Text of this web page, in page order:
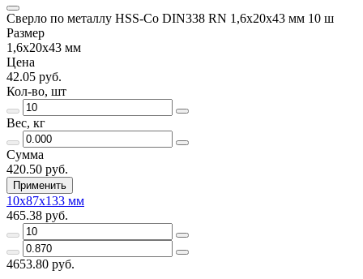
Сверло по металлу HSS-Co DIN338 RN 1,6х20х43 мм 10 ш
Размер
1,6х20х43 мм
Цена
42.05 руб.
Кол-во, шт
Вес, кг
Сумма
420.50 руб.
Применить
10х87х133 мм
465.38 руб.
4653.80 руб.